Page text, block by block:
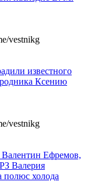
vestnikg
известного
Ксению
vestnikg
Валентин Ефремов,
Валерия
полюс холода